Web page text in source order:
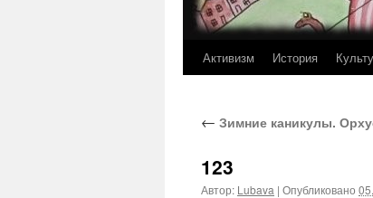
Активизм История
← Зимние каникулы.
123
Автор: Lubava | Опубликовано